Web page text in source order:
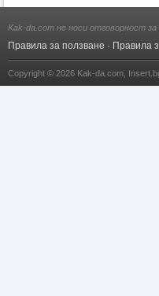
Kak-da.com не носи отговорност
Правила за ползване · Правила
Copyright © 2026 Kak-da.com